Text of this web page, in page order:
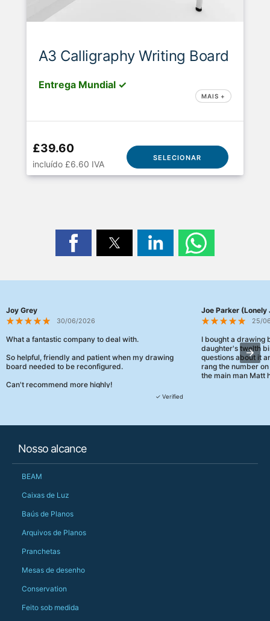
A3 Calligraphy Writing Board
Entrega Mundial ✓
MAIS +
£39.60
incluído £6.60 IVA
SELECIONAR
Joy Grey
30/06/2026
What a fantastic company to deal with.
So helpful, friendly and patient when my drawing
board needed to be reconfigured.
Can't recommend more highly!
✓ Verified
Joe Parker (Lonely
25/
I bought a drawing
daughter's twelth
questions about it
rang the number
the main man Matt
Nosso alcance
BEAM
Caixas de Luz
Baús de Planos
Arquivos de Planos
Pranchetas
Mesas de desenho
Conservation
Feito sob medida